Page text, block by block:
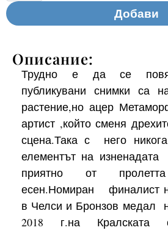
Добави
Описание:
Трудно е да се
публикувани снимки са
растение,но ацер
артист ,който сменя
сцена.Така с него
елементът на
приятно от
есен.Номиран финалист
в Челси и Бронзов медал
2018 г.на Кралската